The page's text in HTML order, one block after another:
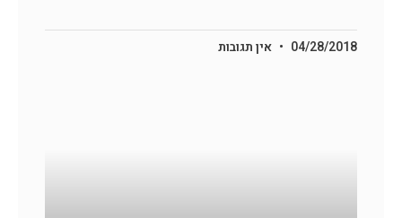
04/28/2018 אין תגובות